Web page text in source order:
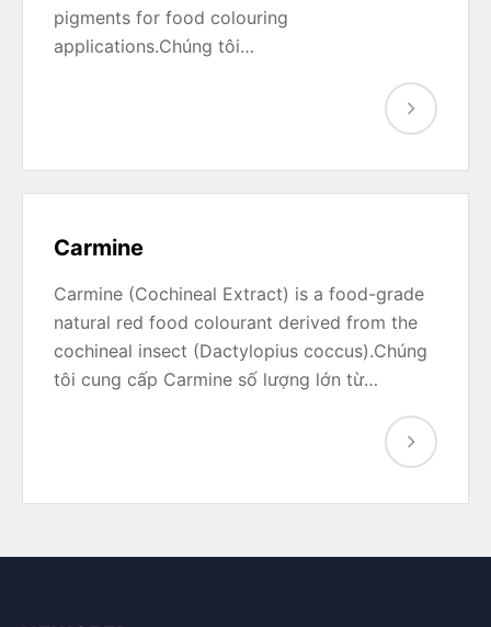
pigments for food colouring
applications.Chúng tôi…
Carmine
Carmine (Cochineal Extract) is a food-grade
natural red food colourant derived from the
cochineal insect (Dactylopius coccus).Chúng
tôi cung cấp Carmine số lượng lớn từ…